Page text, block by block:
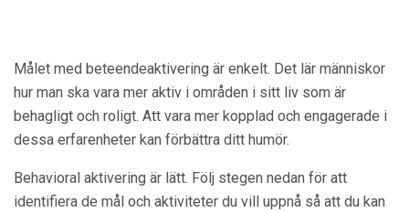
Målet med beteendeaktivering är enkelt. Det lär människor
hur man ska vara mer aktiv i områden i sitt liv som är
behagligt och roligt. Att vara mer kopplad och engagerade i
dessa erfarenheter kan förbättra ditt humör.
Behavioral aktivering är lätt. Följ stegen nedan för att
identifiera de mål och aktiviteter du vill uppnå så att du kan